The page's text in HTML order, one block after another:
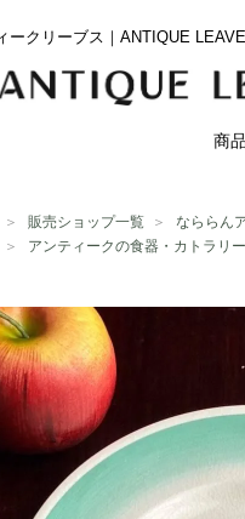
ークリーブス｜ANTIQUE
商
＞ 販売ショップ一覧 ＞
なららん
＞ アンティークの食器・カトラリー